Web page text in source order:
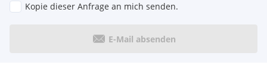
Kopie dieser Anfrage an mich senden.
E-Mail absenden